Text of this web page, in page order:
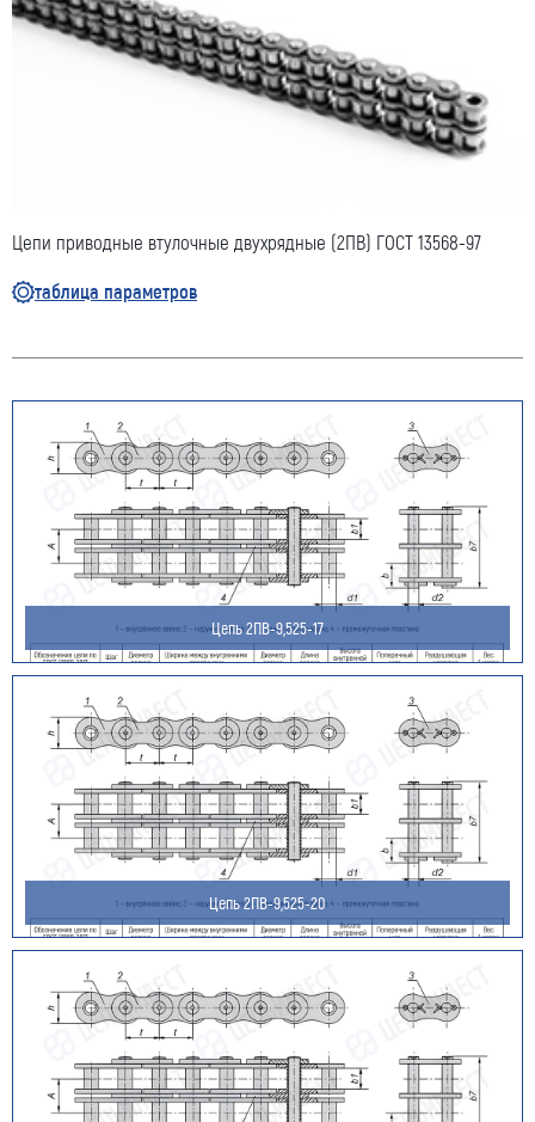
Цепи приводные втулочные двухрядные (2ПВ) ГОСТ 13568-97
таблица параметров
Цепь 2ПВ-9,525-17
Цепь 2ПВ-9,525-20
Компания
Номер телефона для связи (обязательно)
Ваш e-mail (обязательно)
Ваше сообщение
Я даю согласие на обработку моих персональных
данных (ФИО/Компания, телефон, email) компанией